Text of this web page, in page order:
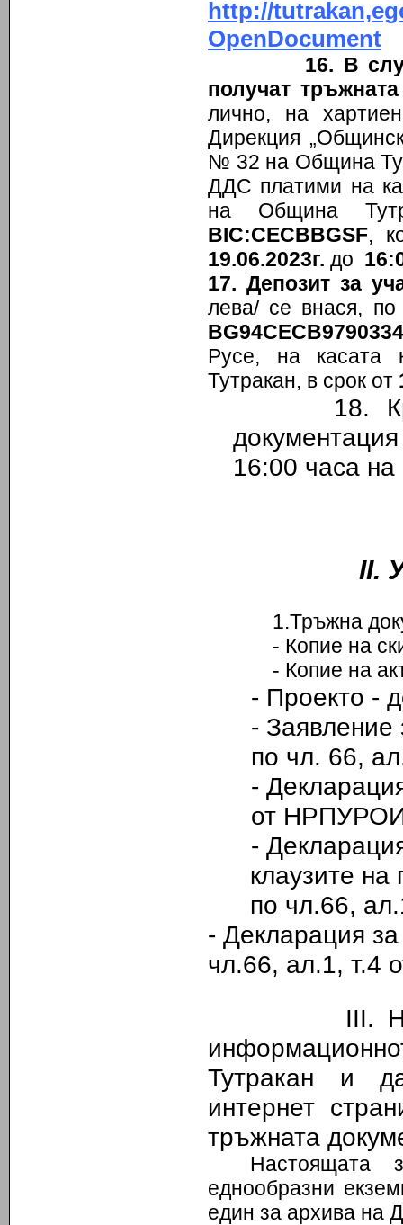
http://
OpenDocument
16. В
получат
лично, на
Дирекция
№ 32 на Община
ДДС платими на
на Община
BIC:CECBBGSF,
19.06.2023г. до
17. Депозит за
лева/ се внася,
Русе, на касата
Тутракан, в срок от
18.
16:00 часа на
1.Тръжна
- Копие на
- Копие на акт
- Проекто -
- Заявление
по чл. 66,
-
от
-
клаузите
по чл.66,
- Декларация
чл.66, ал.1,
III.
Тутракан и
интернет
тръжната
Настоящата
еднообразни
един за архива на